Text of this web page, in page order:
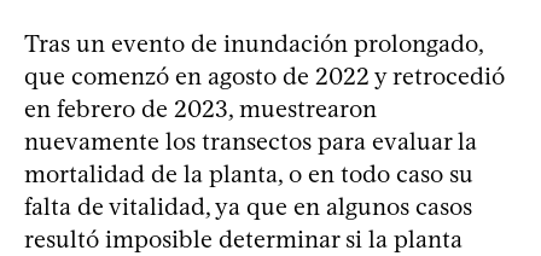
Tras un evento de inundación prolongado,
que comenzó en agosto de 2022 y retrocedió
en febrero de 2023, muestrearon
nuevamente los transectos para evaluar la
mortalidad de la planta, o en todo caso su
falta de vitalidad, ya que en algunos casos
resultó imposible determinar si la planta